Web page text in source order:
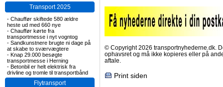
Transport 2025
- Chauffør skiftede 580 ældre
heste ud med 660 nye
- Chauffør kørte fra
transportmesse i nyt vogntog
- Sandkunstnere brugte ni dage på
at skabe to sværvægtere
- Knap 29.000 besøgte
transportmesse i Herning
- Betonbil er helt elektrisk fra
drivline og tromle til transportbånd
Flytransport
© Copyright 2026 transportnyhederne.dk.
ophavsret og må ikke kopieres eller på
aftale.
Print siden